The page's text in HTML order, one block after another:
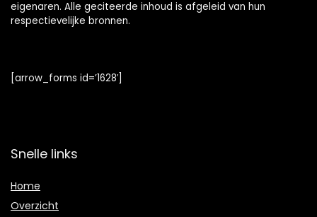
eigenaren. Alle geciteerde inhoud is afgeleid van hun
respectievelijke bronnen.
[arrow_forms id=’1628′]
Snelle links
Home
Overzicht